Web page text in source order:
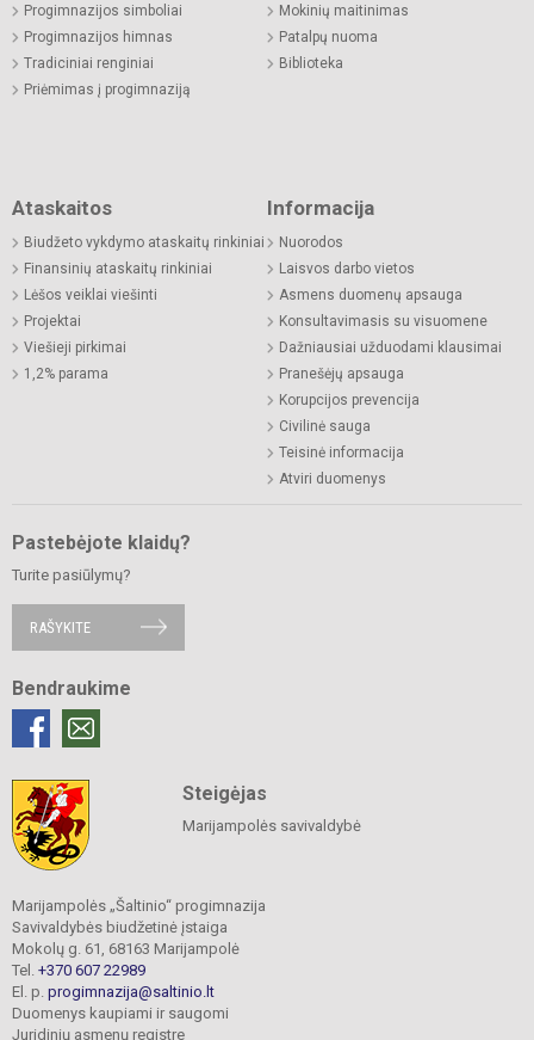
Progimnazijos simboliai
Progimnazijos himnas
Tradiciniai renginiai
Priėmimas į progimnaziją
Mokinių maitinimas
Patalpų nuoma
Biblioteka
Ataskaitos
Biudžeto vykdymo ataskaitų rinkiniai
Finansinių ataskaitų rinkiniai
Lėšos veiklai viešinti
Projektai
Viešieji pirkimai
1,2% parama
Informacija
Nuorodos
Laisvos darbo vietos
Asmens duomenų apsauga
Konsultavimasis su visuomene
Dažniausiai užduodami klausimai
Pranešėjų apsauga
Korupcijos prevencija
Civilinė sauga
Teisinė informacija
Atviri duomenys
Pastebėjote klaidų?
Turite pasiūlymų?
RAŠYKITE
Bendraukime
Steigėjas
Marijampolės savivaldybė
Marijampolės „Šaltinio“ progimnazija
Savivaldybės biudžetinė įstaiga
Mokolų g. 61, 68163 Marijampolė
Tel. +370 607 22989
El. p. progimnazija@saltinio.lt
Duomenys kaupiami ir saugomi
Juridinių asmenų registre